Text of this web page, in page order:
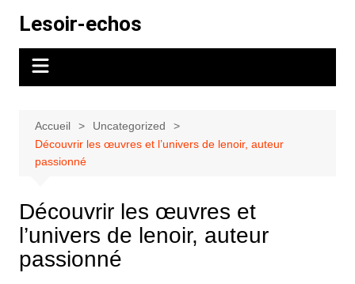
contenu
Lesoir-echos
Accueil
Uncategorized
Découvrir les œuvres et l’univers de lenoir, auteur
passionné
Découvrir les œuvres et
l’univers de lenoir, auteur
passionné